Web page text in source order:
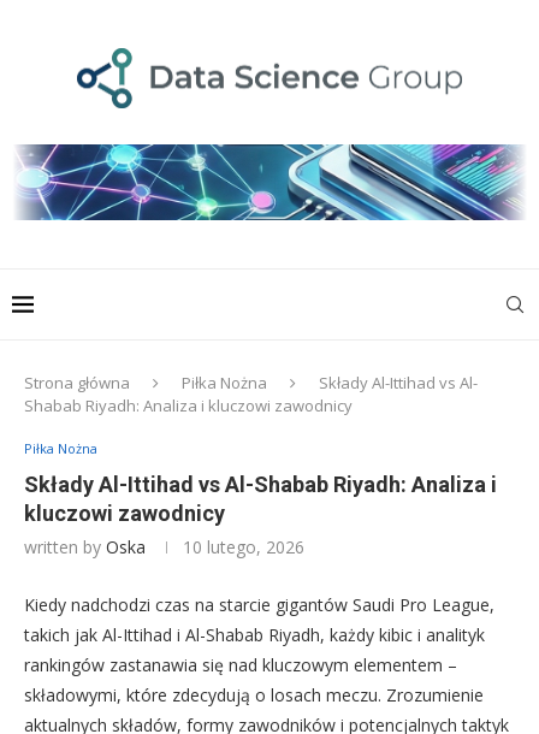
Strona główna Piłka Nożna
Składy Al-Ittihad vs Al-
Shabab Riyadh: Analiza i kluczowi zawodnicy
Piłka Nożna
Składy Al-Ittihad vs Al-Shabab Riyadh: Analiza i
kluczowi zawodnicy
written by Oska 10 lutego, 2026
Kiedy nadchodzi czas na starcie gigantów Saudi Pro League,
takich jak Al-Ittihad i Al-Shabab Riyadh, każdy kibic i analityk
rankingów zastanawia się nad kluczowym elementem –
składowymi, które zdecydują o losach meczu. Zrozumienie
aktualnych składów, formy zawodników i potencjalnych taktyk